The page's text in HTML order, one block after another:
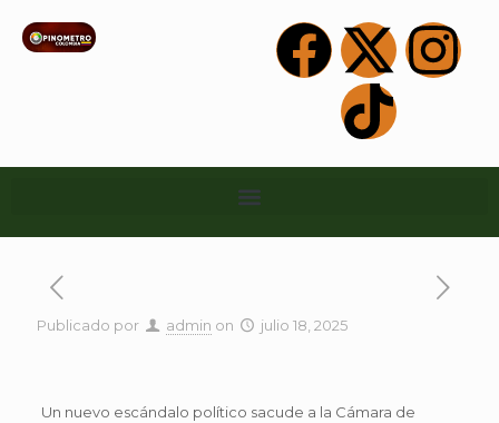
Publicado por admin on julio 18, 2025
Un nuevo escándalo político sacude a la Cámara de